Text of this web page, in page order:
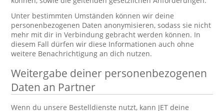
Unter bestimmten Umständen können wir deine
personenbezogenen Daten anonymisieren, sodass sie nicht
mehr mit dir in Verbindung gebracht werden können. In
diesem Fall dürfen wir diese Informationen auch ohne
weitere Benachrichtigung an dich nutzen.
Weitergabe deiner personenbezogenen
Daten an Partner
Wenn du unsere Bestelldienste nutzt, kann JET deine